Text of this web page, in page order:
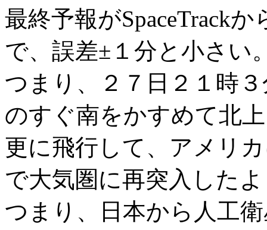
最終予報がSpaceTrack
で、誤差±１分と小さい
つまり、２７日２１時
のすぐ南をかすめて北
更に飛行して、アメリ
で大気圏に再突入した
つまり、日本から人工